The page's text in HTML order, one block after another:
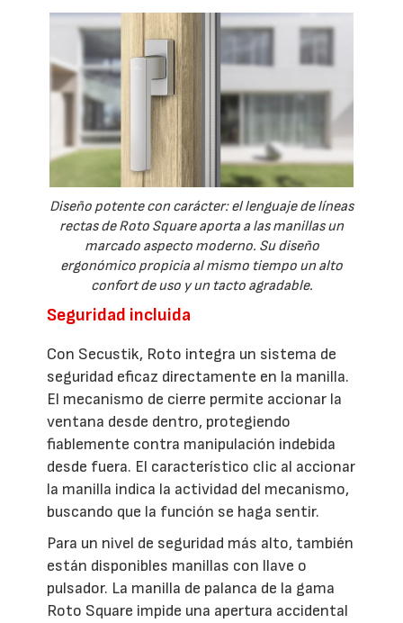
Diseño potente con carácter: el lenguaje de líneas
rectas de Roto Square aporta a las manillas un
marcado aspecto moderno. Su diseño
ergonómico propicia al mismo tiempo un alto
confort de uso y un tacto agradable.
Seguridad incluida
Con Secustik, Roto integra un sistema de
seguridad eficaz directamente en la manilla.
El mecanismo de cierre permite accionar la
ventana desde dentro, protegiendo
fiablemente contra manipulación indebida
desde fuera. El característico clic al accionar
la manilla indica la actividad del mecanismo,
buscando que la función se haga sentir.
Para un nivel de seguridad más alto, también
están disponibles manillas con llave o
pulsador. La manilla de palanca de la gama
Roto Square impide una apertura accidental